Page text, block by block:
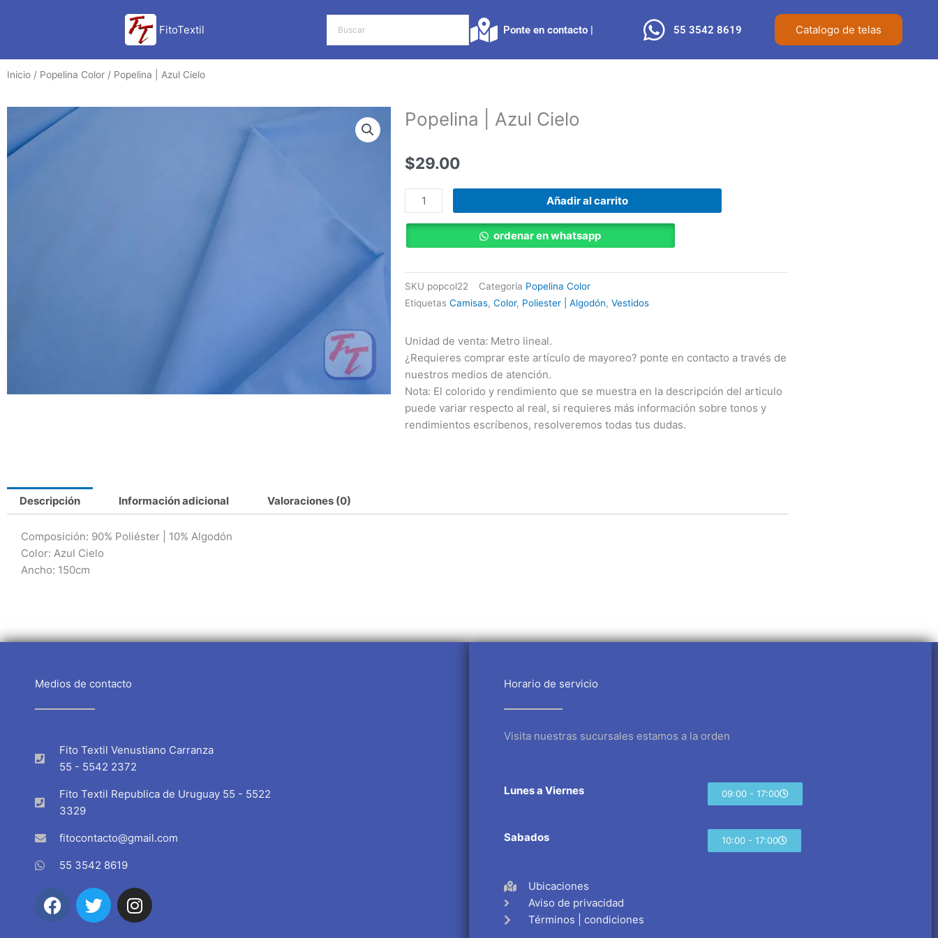
FitoTextil Ponte en contacto |​ 55 3542 8619 Catalogo de telas
Inicio / Popelina Color / Popelina | Azul Cielo
Popelina | Azul Cielo
$29.00
Popelina
|
Azul
Cielo
Añadir al carrito
ordenar en whatsapp
SKU popcol22 Categoría Popelina Color
Etiquetas Camisas, Color, Poliester | Algodón, Vestidos
Unidad de venta: Metro lineal.
¿Requieres comprar este artículo de mayoreo? ponte en contacto a través de
nuestros medios de atención.
Nota: El colorido y rendimiento que se muestra en la descripción del articulo
puede variar respecto al real, si requieres más información sobre tonos y
rendimientos escríbenos, resolveremos todas tus dudas.
Descripción Información adicional Valoraciones (0)
Composición: 90% Poliéster | 10% Algodón
Color: Azul Cielo
Ancho: 150cm
Medios de contacto
Fito Textil Venustiano Carranza
55 - 5542 2372
Fito Textil Republica de Uruguay 55 - 5522
3329
fitocontacto@gmail.com
55 3542 8619
F
a
T
w
I
n
Horario de servicio
Visita nuestras sucursales estamos a la orden
Lunes a Viernes 09:00 - 17:00
Sabados 10:00 - 17:00
Ubicaciones
Aviso de privacidad
Términos | condiciones